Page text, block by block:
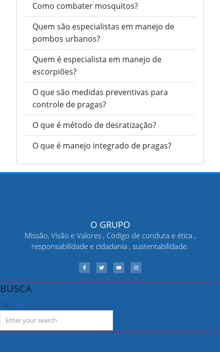
Como combater mosquitos?
Quem são especialistas em manejo de
pombos urbanos?
Quem é especialista em manejo de
escorpiões?
O que são medidas preventivas para
controle de pragas?
O que é método de desratização?
O que é manejo integrado de pragas?
O GRUPO
Missão, Visão e Valores , Código de conduta e ética ,
responsabilidade e cidadania , sustentabilidade.
BUSCA